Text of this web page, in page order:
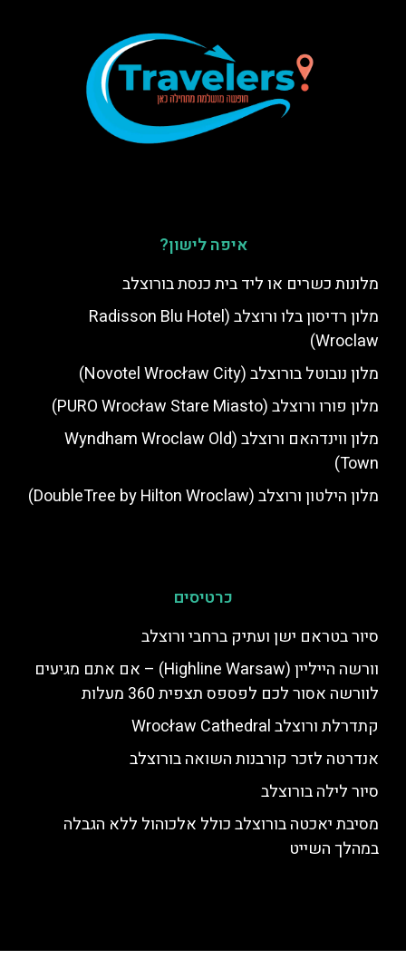
איפה לישון?
מלונות כשרים או ליד בית כנסת בורוצלב
מלון רדיסון בלו ורוצלב (Radisson Blu Hotel
Wroclaw)
מלון נובוטל בורוצלב (Novotel Wrocław City)
מלון פורו ורוצלב (PURO Wrocław Stare Miasto)
מלון ווינדהאם ורוצלב (Wyndham Wroclaw Old
Town)
מלון הילטון ורוצלב (DoubleTree by Hilton Wroclaw)
כרטיסים
סיור בטראם ישן ועתיק ברחבי ורוצלב
וורשה הייליין (Highline Warsaw) – אם אתם מגיעים
לוורשה אסור לכם לפספס תצפית 360 מעלות
אנדרטה לזכר קורבנות השואה בורוצלב
סיור לילה בורוצלב
מסיבת יאכטה בורוצלב כולל אלכוהול ללא הגבלה
במהלך השייט